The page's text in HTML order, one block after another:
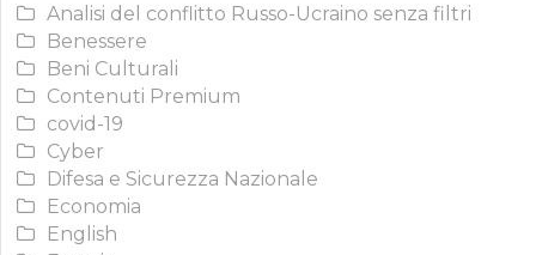
Analisi del conflitto Russo-Ucraino senza filtri
Benessere
Beni Culturali
Contenuti Premium
covid-19
Cyber
Difesa e Sicurezza Nazionale
Economia
English